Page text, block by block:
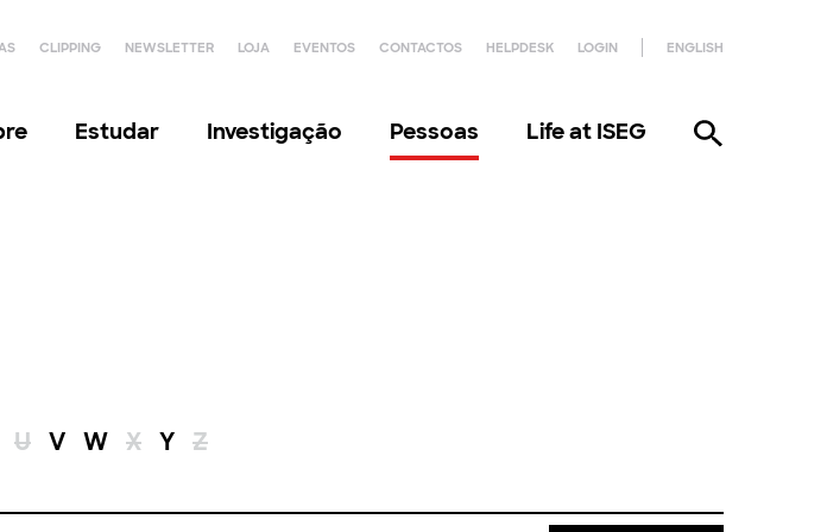
CLIPPING NEWSLETTER LOJA EVENTOS CONTACTOS HELPDESK LOGIN ENGLISH
Estudar Investigação Pessoas Life at ISEG
U V W X Y Z